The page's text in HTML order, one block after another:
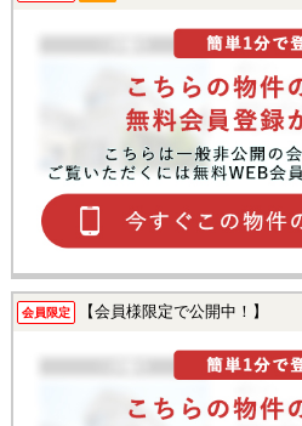
会員限定 【会員様限定で公開中！】